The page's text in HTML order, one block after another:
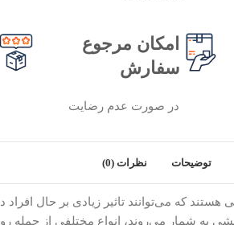
امکان مرجوع
سفارش
در صورت عدم رضایت
توضیحات نظرات (0)
که می‌توانند تاثیر زیادی بر حال افراد
به شمار می‌روند، انواع مختلفی از جمله